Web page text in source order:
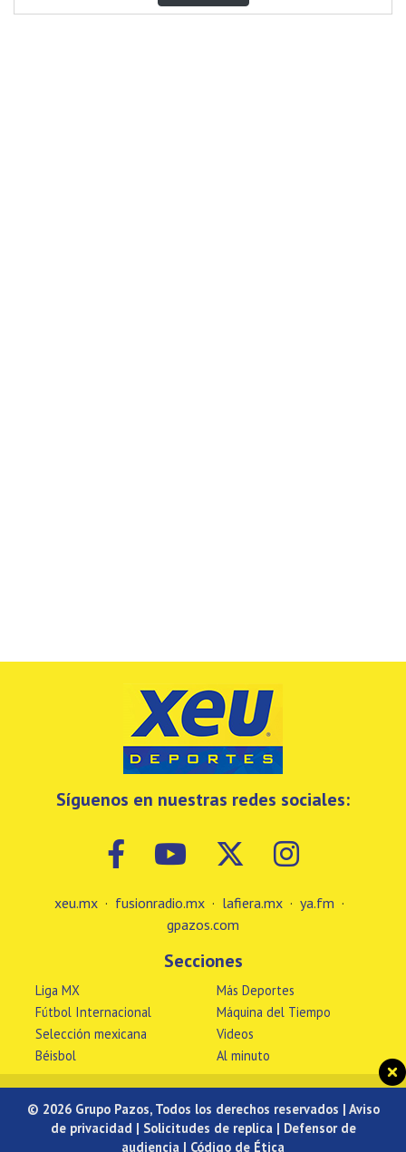
Síguenos en nuestras redes sociales:
xeu.mx · fusionradio.mx · lafiera.mx · ya.fm ·
gpazos.com
Secciones
Liga MX
Fútbol Internacional
Selección mexicana
Béisbol
Más Deportes
Máquina del Tiempo
Videos
Al minuto
© 2026 Grupo Pazos, Todos los derechos reservados | Aviso
de privacidad | Solicitudes de replica| Defensor de
audiencia | Código de Ética